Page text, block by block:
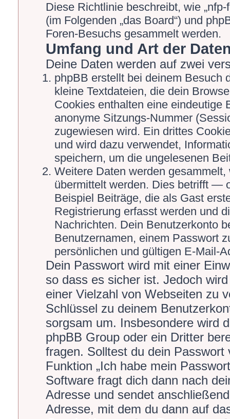
Diese Richtlinie beschreibt, wie
(im Folgenden „das Board“) und
Foren-Besuchs gesammelt werden.
Umfang und Art der
Deine Daten werden auf zwei
phpBB erstellt bei deinem Besuch
kleine Textdateien, die dein
Cookies enthalten eine eindeutige
anonyme Sitzungs-Nummer
zugewiesen wird. Ein drittes
und wird dazu verwendet,
speichern, um die ungelesenen
Weitere Daten werden
übermittelt werden. Dies betrifft —
Beispiel Beiträge, die als Gast
Registrierung erfasst werden und
Nachrichten. Dein Benutzerkonto
Benutzernamen, einem Passwort
persönlichen und gültigen E-Mail-
Dein Passwort wird mit einer
so dass es sicher ist. Jedoch
einer Vielzahl von Webseiten zu
Schlüssel zu deinem
sorgsam um. Insbesondere wird
phpBB Group oder ein Dritter
fragen. Solltest du dein
Funktion „Ich habe mein
Software fragt dich dann nach
Adresse und sendet
Adresse, mit dem du dann auf